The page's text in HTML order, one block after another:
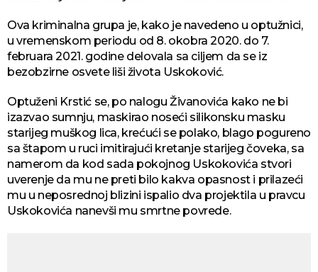
Ova kriminalna grupa je, kako je navedeno u optužnici,
u vremenskom periodu od 8. okobra 2020. do 7.
februara 2021. godine delovala sa ciljem da se iz
bezobzirne osvete liši života Uskoković.
Optuženi Krstić se, po nalogu Živanovića kako ne bi
izazvao sumnju, maskirao noseći silikonsku masku
starijeg muškog lica, krećući se polako, blago pogureno
sa štapom u ruci imitirajući kretanje starijeg čoveka, sa
namerom da kod sada pokojnog Uskokovića stvori
uverenje da mu ne preti bilo kakva opasnost i prilazeći
mu u neposrednoj blizini ispalio dva projektila u pravcu
Uskokovića nanevši mu smrtne povrede.